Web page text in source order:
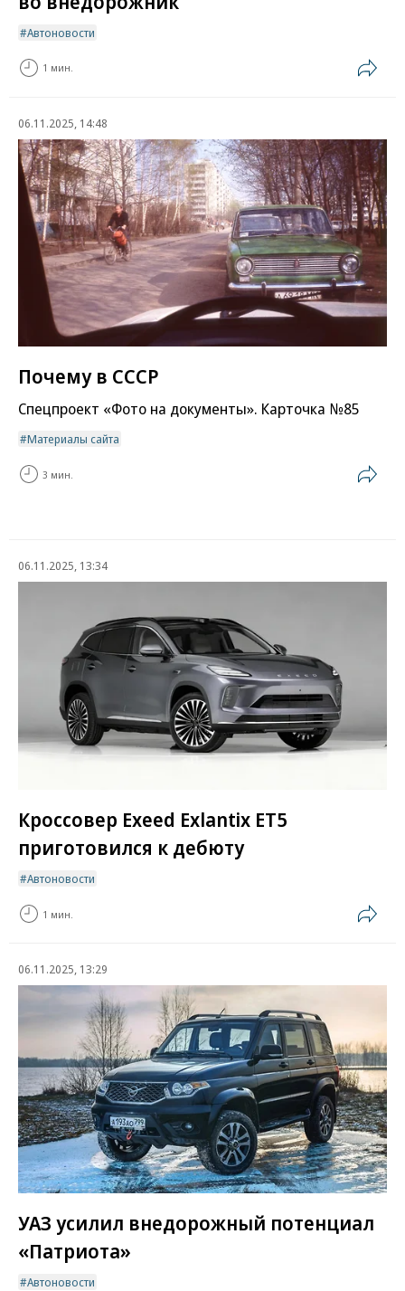
Автоновости
1 мин.
06.11.2025, 14:48
Почему в СССР
Спецпроект «Фото на документы». Карточка №85
Материалы сайта
3 мин.
06.11.2025, 13:34
Кроссовер Exeed Exlantix ET5
приготовился к дебюту
Автоновости
1 мин.
06.11.2025, 13:29
УАЗ усилил внедорожный потенциал
«Патриота»
Автоновости